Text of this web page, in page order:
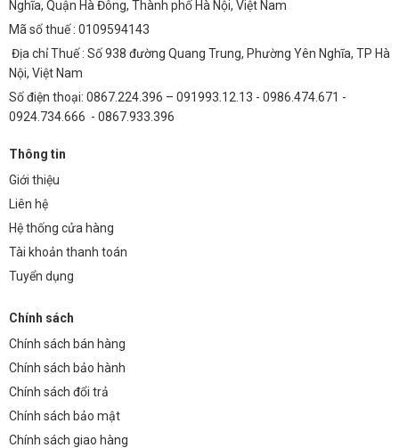
Chip LED đèn đường phố OEM Philips M11 công suất 200W ánh sáng
Vàng- Input 48V – 49 LED * 4 = 196 LED
Kết luận và hướng dẫn bảo trì đèn đường phố
suất chiếu sáng lâu dài. Định kỳ kiểm tra nguồn điện và làm sạch bề
mặt đèn để duy trì tuổi thọ sản phẩm. Việc chăm sóc đúng cách giúp
đảm bảo rằng người dân sẽ luôn được tận hưởng ánh sáng chất
lượng từ Philips M11.
Nghĩa, Quận Hà Đông, Thành phố Hà Nội, Việt Nam
Mã số thuế : 0109594143
Địa chỉ Thuế : Số 938 đường Quang Trung, Phường Yên Nghĩa, TP Hà
Nội, Việt Nam
Số điện thoại: 0867.224.396 – 091993.12.13 - 0986.474.671 -
0924.734.666 - 0867.933.396
Thông tin
Giới thiệu
Liên hệ
Hệ thống cửa hàng
Tài khoản thanh toán
Tuyển dụng
Chính sách
Chính sách bán hàng
Chính sách bảo hành
Chính sách đổi trả
Chính sách bảo mật
Chính sách giao hàng